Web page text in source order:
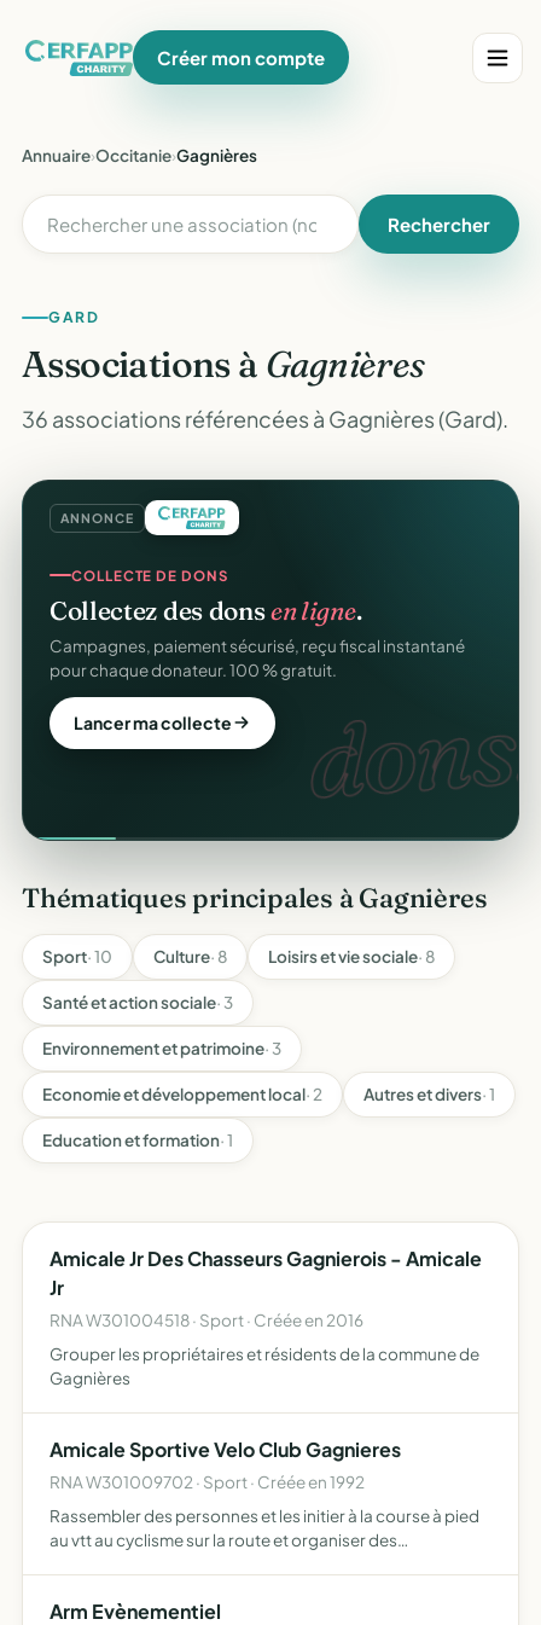
Créer mon compte
Annuaire›Occitanie›Gagnières
Rechercher
GARD
Associations à Gagnières
36 associations référencées à Gagnières (Gard).
ANNONCE
dons.
COLLECTE DE DONS
Collectez des donsen ligne.
Campagnes, paiement sécurisé, reçu fiscal instantané
pour chaque donateur. 100 % gratuit.
Lancer ma collecte
Thématiques principales à Gagnières
Sport· 10 Culture· 8 Loisirs et vie sociale· 8
Santé et action sociale· 3
Environnement et patrimoine· 3
Economie et développement local· 2 Autres et divers· 1
Education et formation· 1
Amicale Jr Des Chasseurs Gagnierois - Amicale
Jr
RNA W301004518 · Sport · Créée en 2016
Grouper les propriétaires et résidents de la commune de
Gagnières
Amicale Sportive Velo Club Gagnieres
RNA W301009702 · Sport · Créée en 1992
Rassembler des personnes et les initier à la course à pied
au vtt au cyclisme sur la route et organiser des
Arm Evènementiel